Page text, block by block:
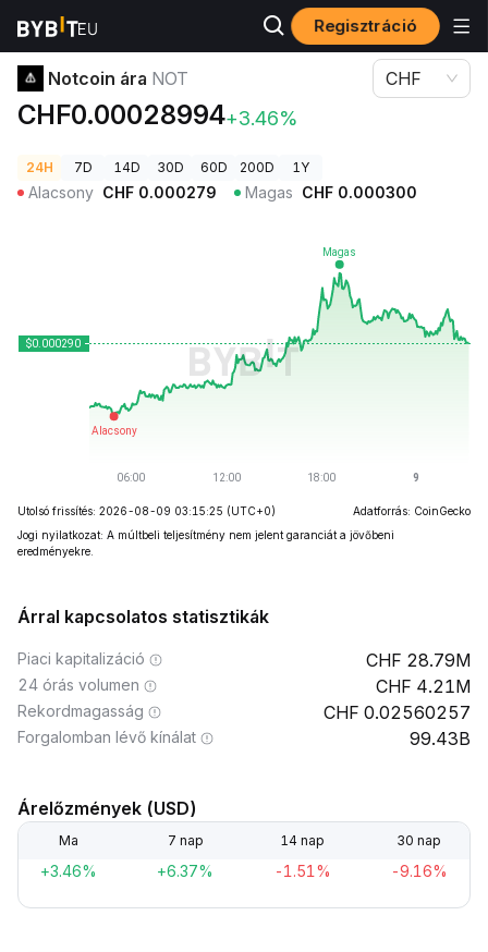
Regisztráció
Kriptovaluta árak
Notcoin ára NOT
CHF0.00028994+3.46%
CHF
24H 7D 14D 30D 60D 200D 1Y
Alacsony CHF 0.000279 Magas CHF 0.000300
Utolsó frissítés: 2026-08-09 03:15:25 (UTC+0)
Adatforrás: CoinGecko
Jogi nyilatkozat: A múltbeli teljesítmény nem jelent garanciát a jövőbeni
eredményekre.
Árral kapcsolatos statisztikák
Piaci kapitalizáció 28.79M
24 órás volumen 4.21M
Rekordmagasság 0.02560257
Forgalomban lévő kínálat 99.43B
Árelőzmények (USD)
Ma 7 nap 14 nap 30 nap
+3.46% +6.37% -1.51% -9.16%